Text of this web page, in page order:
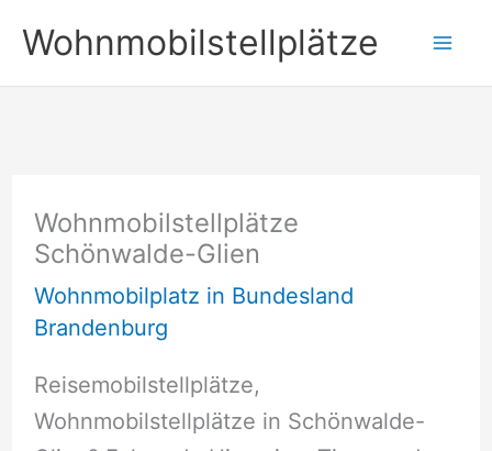
Inhalt
springen
Wohnmobilstellplätze
Wohnmobilstellplätze
Schönwalde-Glien
Wohnmobilplatz in Bundesland
Brandenburg
Reisemobilstellplätze,
Wohnmobilstellplätze in Schönwalde-